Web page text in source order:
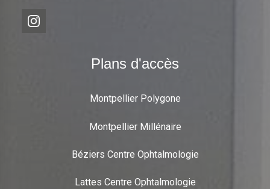
Plans d'accès
Montpellier Polygone
Montpellier Millénaire
Béziers Centre Ophtalmologie
Lattes Centre Ophtalmologie